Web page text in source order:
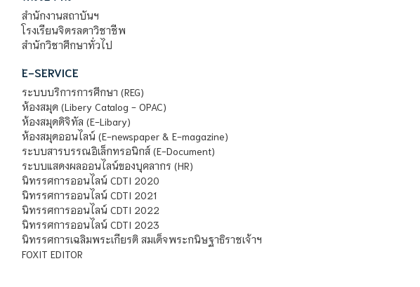
สำนักงานสถาบันฯ
โรงเรียนจิตรลดาวิชาชีพ
สำนักวิชาศึกษาทั่วไป
E-SERVICE
ระบบบริการการศึกษา (REG)
ห้องสมุด (Libery Catalog - OPAC)
ห้องสมุดดิจิทัล (E-Libary)
ห้องสมุดออนไลน์ (E-newspaper & E-magazine)
ระบบสารบรรณอิเล็กทรอนิกส์ (E-Document)
ระบบแสดงผลออนไลน์ของบุคลากร (HR)
นิทรรศการออนไลน์ CDTI 2020
นิทรรศการออนไลน์ CDTI 2021
นิทรรศการออนไลน์ CDTI 2022
นิทรรศการออนไลน์ CDTI 2023
นิทรรศการเฉลิมพระเกียรติ สมเด็จพระกนิษฐาธิราชเจ้าฯ
FOXIT EDITOR